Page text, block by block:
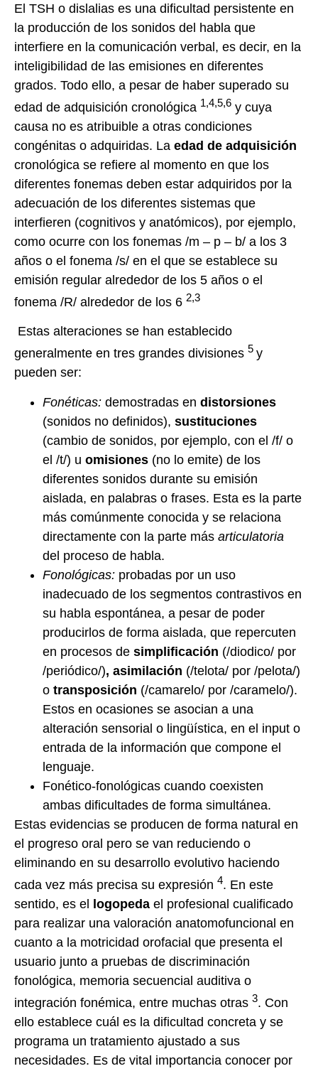
El TSH o dislalias es una dificultad persistente en
la producción de los sonidos del habla que
interfiere en la comunicación verbal, es decir, en la
inteligibilidad de las emisiones en diferentes
grados. Todo ello, a pesar de haber superado su
edad de adquisición cronológica 1,4,5,6 y cuya
causa no es atribuible a otras condiciones
congénitas o adquiridas. La edad de adquisición
cronológica se refiere al momento en que los
diferentes fonemas deben estar adquiridos por la
adecuación de los diferentes sistemas que
interfieren (cognitivos y anatómicos), por ejemplo,
como ocurre con los fonemas /m – p – b/ a los 3
años o el fonema /s/ en el que se establece su
emisión regular alrededor de los 5 años o el
fonema /R/ alrededor de los 6 2,3
Estas alteraciones se han establecido
generalmente en tres grandes divisiones 5 y
pueden ser:
Fonéticas: demostradas en distorsiones
(sonidos no definidos), sustituciones
(cambio de sonidos, por ejemplo, con el /f/ o
el /t/) u omisiones (no lo emite) de los
diferentes sonidos durante su emisión
aislada, en palabras o frases. Esta es la parte
más comúnmente conocida y se relaciona
directamente con la parte más articulatoria
del proceso de habla.
Fonológicas: probadas por un uso
inadecuado de los segmentos contrastivos en
su habla espontánea, a pesar de poder
producirlos de forma aislada, que repercuten
en procesos de simplificación (/diodico/ por
/periódico/), asimilación (/telota/ por /pelota/)
o transposición (/camarelo/ por /caramelo/).
Estos en ocasiones se asocian a una
alteración sensorial o lingüística, en el input o
entrada de la información que compone el
lenguaje.
Fonético-fonológicas cuando coexisten
ambas dificultades de forma simultánea.
Estas evidencias se producen de forma natural en
el progreso oral pero se van reduciendo o
eliminando en su desarrollo evolutivo haciendo
cada vez más precisa su expresión 4. En este
sentido, es el logopeda el profesional cualificado
para realizar una valoración anatomofuncional en
cuanto a la motricidad orofacial que presenta el
usuario junto a pruebas de discriminación
fonológica, memoria secuencial auditiva o
integración fonémica, entre muchas otras 3. Con
ello establece cuál es la dificultad concreta y se
programa un tratamiento ajustado a sus
necesidades. Es de vital importancia conocer por